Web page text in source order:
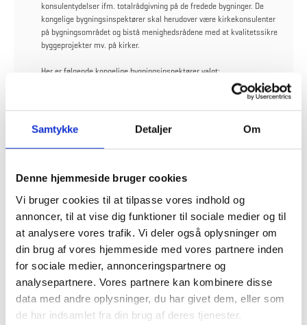
Samtykke Detaljer Om
Denne hjemmeside bruger cookies
Vi bruger cookies til at tilpasse vores indhold og
annoncer, til at vise dig funktioner til sociale medier og til
at analysere vores trafik. Vi deler også oplysninger om
din brug af vores hjemmeside med vores partnere inden
for sociale medier, annonceringspartnere og
analysepartnere. Vores partnere kan kombinere disse
data med andre oplysninger, du har givet dem, eller som
de har indsamlet fra din brug af deres tjenester.
konsulentydelser ifm. totalrådgivning på de fredede bygninger. De
kongelige bygningsinspektører skal herudover være kirkekonsulenter
på bygningsområdet og bistå menighedsrådene med at kvalitetssikre
byggeprojekter mv. på kirker.
Her er følgende kongelige bygningsinspektører valgt:
Delaftale 1) Jylland og Fyn: Baumann Boe-Whitehorn Arkitekter A/S.
Delaftale 2) Sjælland, Bornholm og dele af København: Rønnow
Arkitekter A/S.
Delaftale 3) Dele af København: Rønnow Arkitekter A/S og
Delaftale 4) Dele af København: Fogh & Følner Arkitektfirma A/S.
rådgivere i Jylland og Fyn, samt tilsvarende fire rådgivere på Sjælland
opgaver med at yde totalrådgivning på hovedsageligt byggeri til kontor
samt indvendig og udvendig renovering, vedligehold og modernisering
af kontorejendomme.
På projekter på statens fredede ejendomme skal totalrådgiverne
samarbejde med relevant restaureringsfaglig kompetence.
Her er følgende rådgivere valgt:
Delaftale 1) Jylland og Fyn: COWI A/S, P+P arkitekter a/s og et
konsortie bestående af Erik Møller Arkitekter A/S og KPF Arkitekter AS.